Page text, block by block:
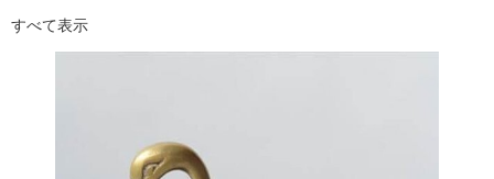
すべて表示